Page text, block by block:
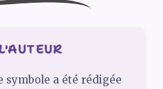
a été rédigée